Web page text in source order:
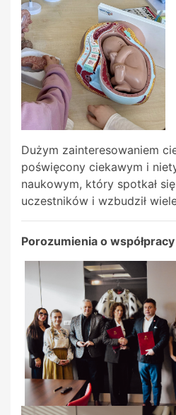
Dużym zainteresowaniem
poświęcony ciekawym i
naukowym, który spotkał
uczestników i wzbudził
Porozumienia o współpracy